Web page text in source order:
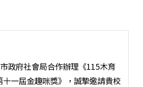
政府社會局合作辦理《115木育
一屆金趣咪獎》，誠摯邀請貴校